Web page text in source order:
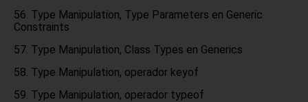
Type Manipulation, Type Parameters en Generic
Constraints
Type Manipulation, Class Types en Generics
Type Manipulation, operador keyof
Type Manipulation, operador typeof